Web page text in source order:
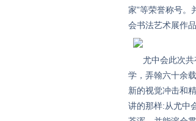
家”等荣誉称号。
会书法艺术展作
尤中会此次共
学，弄翰六十余
新的视觉冲击和
讲的那样:从尤中